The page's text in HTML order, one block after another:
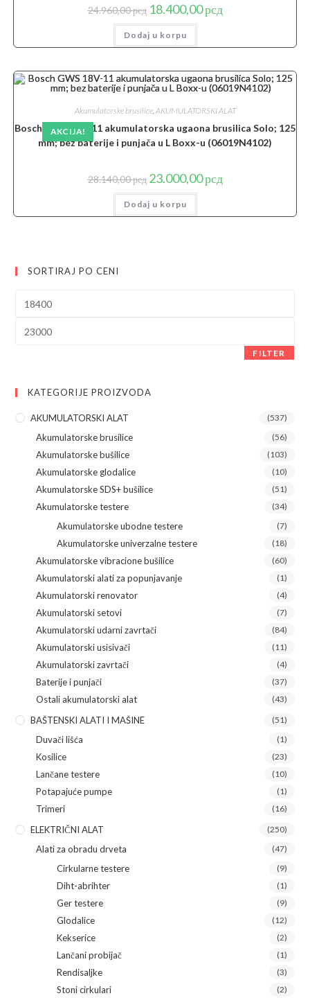
24.960,00рсд Originalna
cena
je
bila:
24.960,00 рсд.
18.400,00рсдTrenutna
cena
Dodaj u korpu
AKCIJA!
Akumulatorske brusilice, AKUMULATORSKI ALAT
Bosch GWS 18V-11 akumulatorska ugaona brusilica Solo; 125
mm; bez baterije i punjača u L Boxx-u (06019N4102)
28.140,00рсд Originalna
cena
je
bila:
28.140,00 рсд.
23.000,00рсдTrenutna
cena
Dodaj u korpu
SORTIRAJ PO CENI
cena
cena
FILTER
KATEGORIJE PROIZVODA
AKUMULATORSKI ALAT (537)
Akumulatorske brusilice (56)
Akumulatorske bušilice (103)
Akumulatorske glodalice (10)
Akumulatorske SDS+ bušilice (51)
Akumulatorske testere (34)
Akumulatorske ubodne testere (7)
Akumulatorske univerzalne testere (18)
Akumulatorske vibracione bušilice (60)
Akumulatorski alati za popunjavanje (1)
Akumulatorski renovator (4)
Akumulatorski setovi (7)
Akumulatorski udarni zavrtači (84)
Akumulatorski usisivači (11)
Akumulatorski zavrtači (4)
Baterije i punjači (37)
Ostali akumulatorski alat (43)
BAŠTENSKI ALATI I MAŠINE (51)
Duvači lišća (1)
Kosilice (23)
Lančane testere (10)
Potapajuće pumpe (1)
Trimeri (16)
ELEKTRIČNI ALAT (250)
Alati za obradu drveta (47)
Cirkularne testere (9)
Diht-abrihter (1)
Ger testere (9)
Glodalice (12)
Kekserice (2)
Lančani probijač (1)
Rendisaljke (3)
Stoni cirkulari (2)